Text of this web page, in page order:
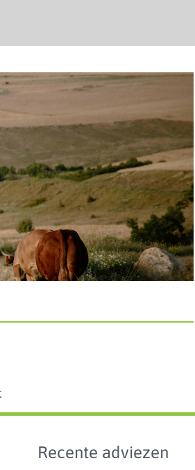
Recente adviezen